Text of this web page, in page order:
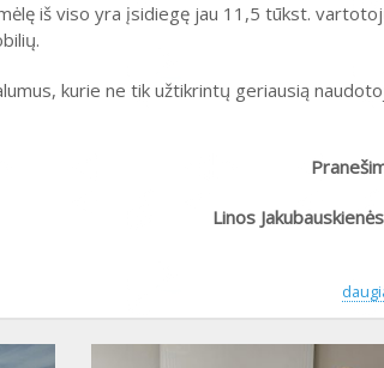
iš viso yra įsidiegę jau 11,5 tūkst.
kurie ne tik užtikrintų geriausią
Linos